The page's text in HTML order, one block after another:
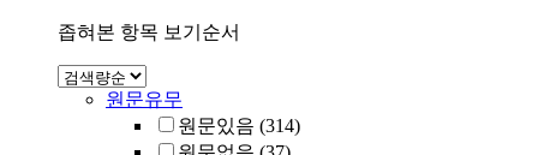
좁혀본 항목 보기순서
원문유무
원문있음 (314)